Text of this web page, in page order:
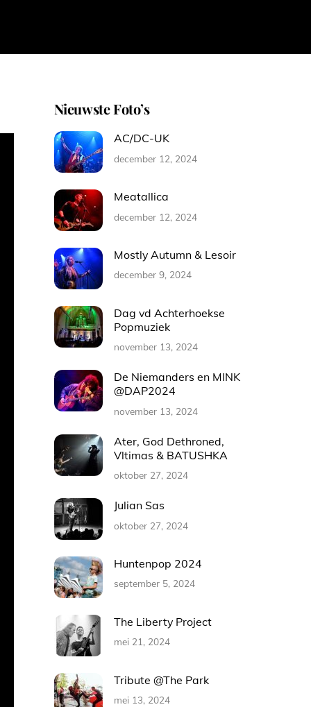
Nieuwste Foto’s
AC/DC-UK
december 12, 2024
Meatallica
december 12, 2024
Mostly Autumn & Lesoir
december 9, 2024
Dag vd Achterhoekse
Popmuziek
november 13, 2024
De Niemanders en MINK
@DAP2024
november 13, 2024
Ater, God Dethroned,
Vltimas & BATUSHKA
oktober 27, 2024
Julian Sas
oktober 27, 2024
Huntenpop 2024
september 5, 2024
The Liberty Project
mei 21, 2024
Tribute @The Park
mei 13, 2024